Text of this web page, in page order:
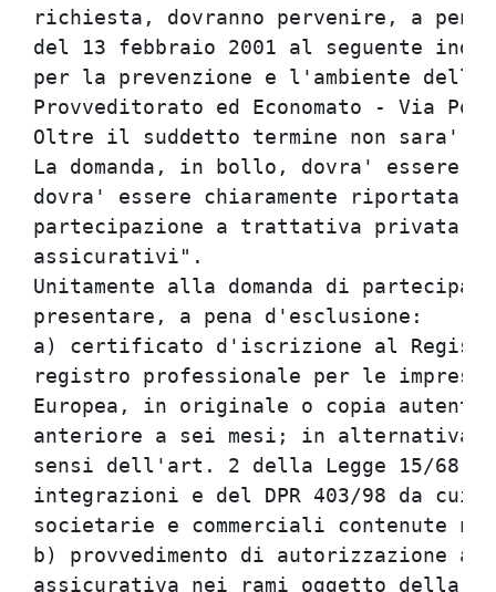
richiesta, dovranno pervenire,
del 13 febbraio 2001 al
per la prevenzione e
Provveditorato ed
Oltre il suddetto termine non
La domanda, in bollo, dovra'
dovra' essere chiaramente
partecipazione a trattativa
Unitamente alla domanda di
presentare, a
a) certificato d'iscrizione al
registro professionale per le
Europea, in originale o
anteriore a sei mesi; in
sensi dell'art. 2 della Legge
integrazioni e del DPR 403/
societarie e
b) provvedimento di
assicurativa nei rami oggetto